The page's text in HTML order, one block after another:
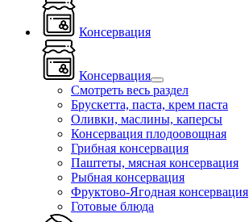
Консервация
Консервация
Смотреть весь раздел
Брускетта, паста, крем паста
Оливки, маслины, каперсы
Консервация плодоовощная
Грибная консервация
Паштеты, мясная консервация
Рыбная консервация
Фруктово-Ягодная консервация
Готовые блюда